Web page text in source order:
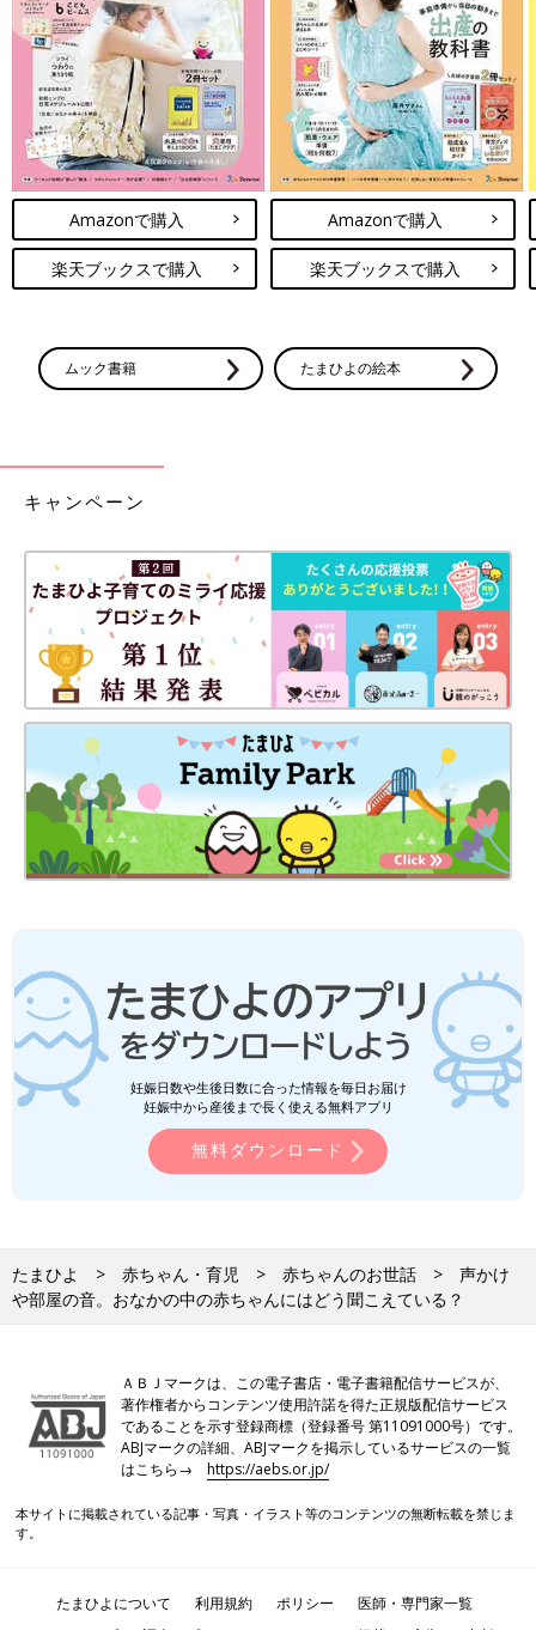
Amazonで購入
楽天ブックスで購入
Amazonで購入
楽天ブックスで購入
ムック書籍 たまひよの絵本
キャンペーン
妊娠日数や生後日数に合った情報を毎日お届け
妊娠中から産後まで長く使える無料アプリ
無料ダウンロード
たまひよ 赤ちゃん・育児 赤ちゃんのお世話
声かけ
や部屋の音。おなかの中の赤ちゃんにはどう聞こえている？
ＡＢＪマークは、この電子書店・電子書籍配信サービスが、
著作権者からコンテンツ使用許諾を得た正規版配信サービス
であることを示す登録商標（登録番号 第11091000号）です。
ABJマークの詳細、ABJマークを掲示しているサービスの一覧
はこちら→https://aebs.or.jp/
本サイトに掲載されている記事・写真・イラスト等のコンテンツの無断転載を禁じま
す。
たまひよについて 利用規約 ポリシー
医師・専門家一覧